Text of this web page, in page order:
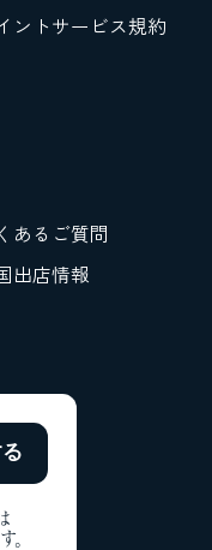
ントサービス規約
あるご質問
出店情報
。